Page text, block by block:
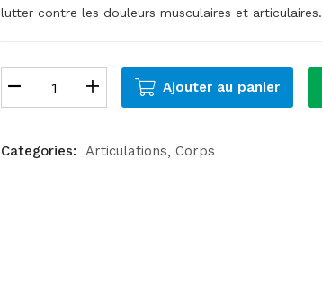
lutter contre les douleurs musculaires et articulaires.
Ajouter au panier
Categories: Articulations Corps